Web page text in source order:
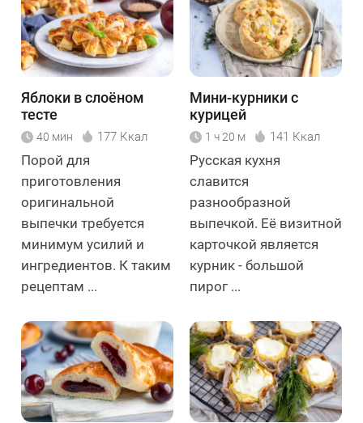
Яблоки в слоёном
тесте
40 мин 177 Ккал
Порой для
приготовления
оригинальной
выпечки требуется
минимум усилий и
ингредиентов. К таким
рецептам ...
Мини-курники с
курицей
1 ч 20 м 141 Ккал
Русская кухня
славится
разнообразной
выпечкой. Её визитной
карточкой является
курник - большой
пирог ...